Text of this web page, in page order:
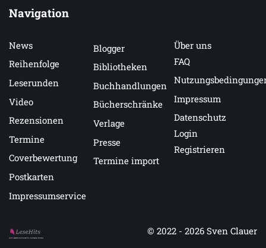
Navigation
News
Reihenfolge
Leserunden
Video
Rezensionen
Termine
Coverbewertung
Postkarten
Impressumservice
Blogger
Bibliotheken
Buchhandlungen
Bücherschränke
Verlage
Presse
Termine import
Über uns
FAQ
Impressum
Datenschutz
Login
Registrieren
Auf LeseHits.de findest Du die besten Bücher.
© 2022 - 2026 Sven Clauer